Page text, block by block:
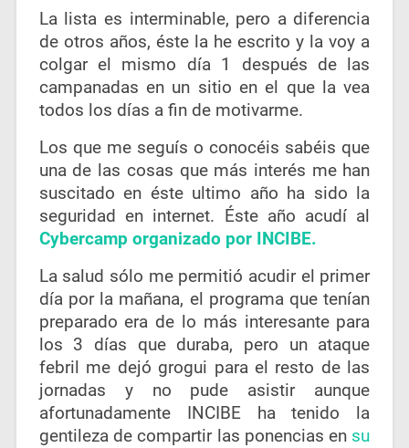
La lista es interminable, pero a diferencia
de otros años, éste la he escrito y la voy a
colgar el mismo día 1 después de las
campanadas en un sitio en el que la vea
todos los días a fin de motivarme.
Los que me seguís o conocéis sabéis que
una de las cosas que más interés me han
suscitado en éste ultimo año ha sido la
seguridad en internet. Éste año acudí al
Cybercamp organizado por INCIBE.
La salud sólo me permitió acudir el primer
día por la mañana, el programa que tenían
preparado era de lo más interesante para
los 3 días que duraba, pero un ataque
febril me dejó grogui para el resto de las
jornadas y no pude asistir aunque
afortunadamente INCIBE ha tenido la
gentileza de compartir las ponencias en su